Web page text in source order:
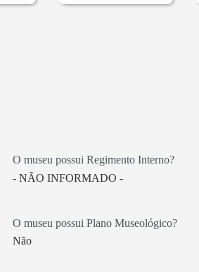
O museu possui Regimento Interno?
- NÃO INFORMADO -
O museu possui Plano Museológico?
Não